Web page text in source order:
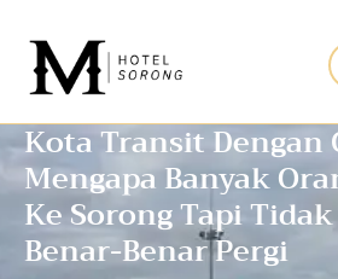
Kota Transit Dengan
Mengapa Banyak
Ke Sorong Tapi
Benar-Benar Pergi